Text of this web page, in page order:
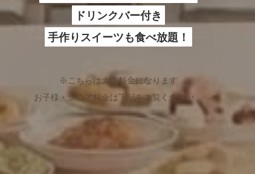
ドリンクバー付き
手作りスイーツも食べ放題！
※こちらは大人料金になります
お子様・シニア料金は下記をご覧ください。